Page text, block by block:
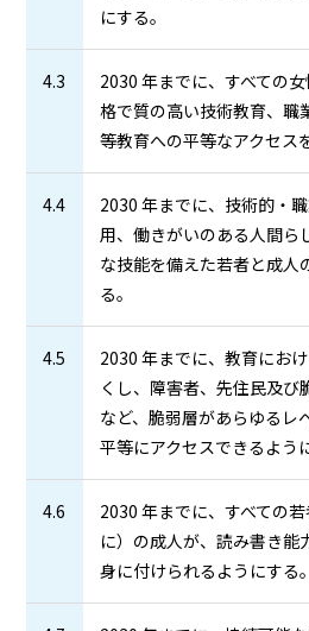
にする。
4.3
2030 年までに、すべての
格で質の高い技術教育、職
等教育への平等なアクセス
4.4
2030 年までに、技術的・
用、働きがいのある人間ら
な技能を備えた若者と成人
る。
4.5
2030 年までに、教育にお
くし、障害者、先住民及び
など、脆弱層があらゆるレ
平等にアクセスできるよう
4.6
2030 年までに、すべての
に）の成人が、読み書き能
身に付けられるようにする。